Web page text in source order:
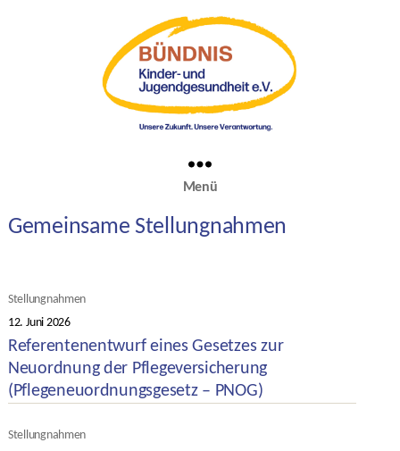
Menü
Gemeinsame Stellungnahmen
Kategorien
Stellungnahmen
Veröffentlichungsdatum
12. Juni 2026
Referentenentwurf eines Gesetzes zur
Neuordnung der Pflegeversicherung
(Pflegeneuordnungsgesetz – PNOG)
Kategorien
Stellungnahmen